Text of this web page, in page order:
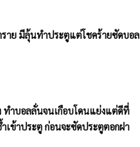
าย มีลุ้นทำประตูแต่โชคร้ายซัดบอล
ทำบอลลั่นจนเกือบโดนแย่งแต่ดีที่
เข้าประตู ก่อนจะซัดประตูตอกฝา